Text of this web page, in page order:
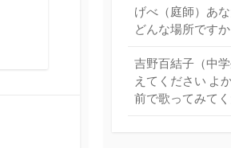
げべ（庭師）あ
どんな場所ですか
吉野百結子（中
えてください よ
前で歌ってみて